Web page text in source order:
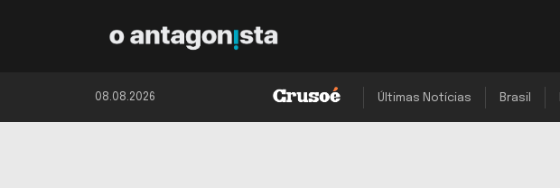
08.08.2026 Últimas Notícias Brasil